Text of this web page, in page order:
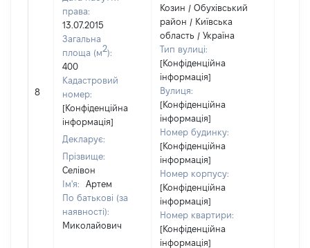
8
права:
13.07.2015
Загальна
площа (м2):
400
Кадастровий
номер:
[Конфіденційна
інформація]
Декларує:
Прізвище:
Селівон
Ім'я:
Артем
По батькові (за
наявності):
Миколайович
Козин / Обухівський
район / Київська
область / Україна
Тип вулиці:
[Конфіденційна
інформація]
Вулиця:
[Конфіденційна
інформація]
Номер будинку:
[Конфіденційна
інформація]
Номер корпусу:
[Конфіденційна
інформація]
Номер квартири:
[Конфіденційна
інформація]